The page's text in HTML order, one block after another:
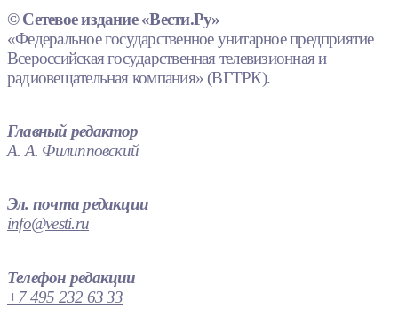
© Сетевое издание «Вести.Ру»
«Федеральное государственное унитарное предприятие
Всероссийская государственная телевизионная и
радиовещательная компания» (ВГТРК).
Главный редактор
А. А. Филипповский
Эл. почта редакции
info@vesti.ru
Телефон редакции
+7 495 232 63 33